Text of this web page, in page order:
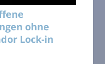
ohne
Lock-in